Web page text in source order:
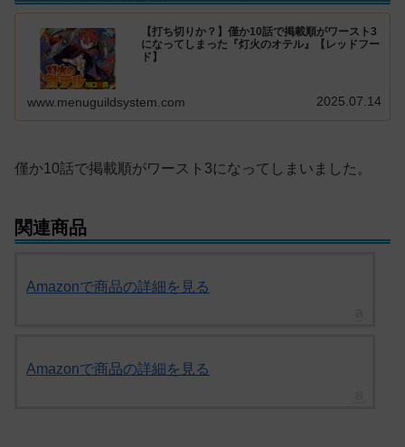
【打ち切りか？】僅か10話で掲載順がワースト3
になってしまった『灯火のオテル』【レッドフー
ド】
www.menuguildsystem.com 2025.07.14
僅か10話で掲載順がワースト3になってしまいました。
関連商品
Amazonで商品の詳細を見る
Amazonで商品の詳細を見る